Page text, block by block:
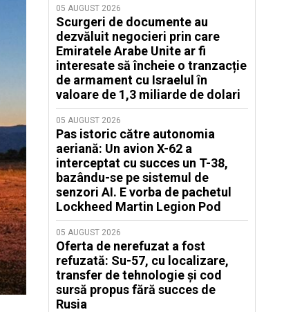
05 AUGUST 2026
Scurgeri de documente au
dezvăluit negocieri prin care
Emiratele Arabe Unite ar fi
interesate să încheie o tranzacție
de armament cu Israelul în
valoare de 1,3 miliarde de dolari
05 AUGUST 2026
Pas istoric către autonomia
aeriană: Un avion X-62 a
interceptat cu succes un T-38,
bazându-se pe sistemul de
senzori AI. E vorba de pachetul
Lockheed Martin Legion Pod
05 AUGUST 2026
Oferta de nerefuzat a fost
refuzată: Su-57, cu localizare,
transfer de tehnologie și cod
sursă propus fără succes de
Rusia